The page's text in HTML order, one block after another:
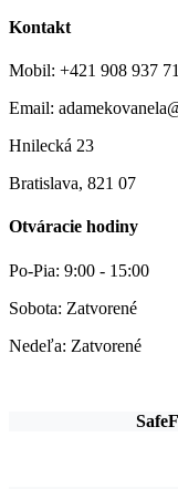
Kontakt
Mobil: +421 908 937
Email:
Hnilecká 23
Bratislava, 821 07
Otváracie hodiny
Po-Pia: 9:00 - 15:00
Sobota: Zatvorené
Nedeľa: Zatvorené